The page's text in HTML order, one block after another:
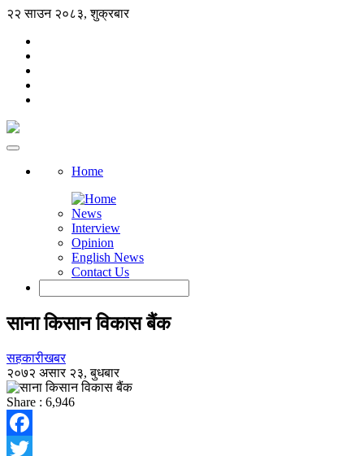
२२ साउन २०८३, शुक्रबार
Home
News
Interview
Opinion
English News
Contact Us
साना किसान विकास बैंक
सहकारीखबर
२०७२ असार २३, बुधबार
Share : 6,946
Facebook